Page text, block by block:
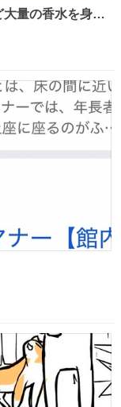
量の香水を身に
も香水は、髪や
の女性達の美容
部分は薔薇、菫、